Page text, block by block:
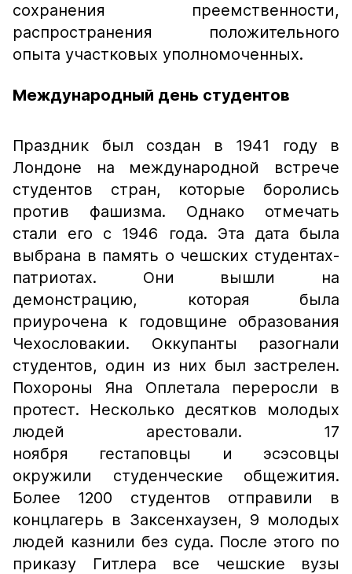
сохранения преемственности,
распространения положительного
опыта участковых уполномоченных.
Международный день студентов
Праздник был создан в 1941 году в
Лондоне на международной встрече
студентов стран, которые боролись
против фашизма. Однако отмечать
стали его с 1946 года. Эта дата была
выбрана в память о чешских студентах-
патриотах. Они вышли на
демонстрацию, которая была
приурочена к годовщине образования
Чехословакии. Оккупанты разогнали
студентов, один из них был застрелен.
Похороны Яна Оплетала переросли в
протест. Несколько десятков молодых
людей арестовали. 17
ноября гестаповцы и эсэсовцы
окружили студенческие общежития.
Более 1200 студентов отправили в
концлагерь в Заксенхаузен, 9 молодых
людей казнили без суда. После этого по
приказу Гитлера все чешские вузы